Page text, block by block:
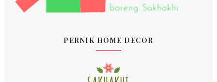
PERNIK HOME DECOR